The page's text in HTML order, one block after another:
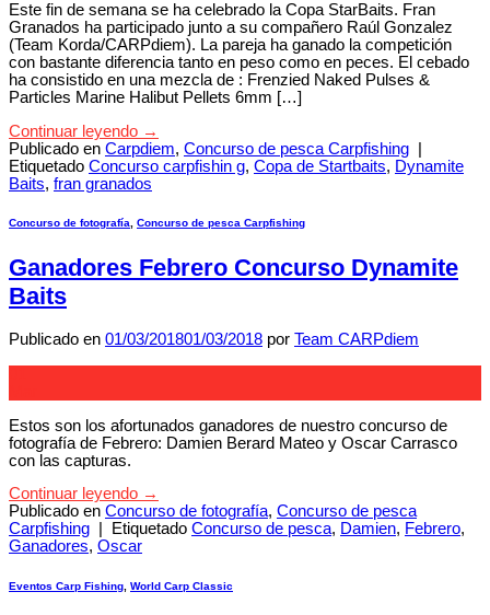
Este fin de semana se ha celebrado la Copa StarBaits. Fran
Granados ha participado junto a su compañero Raúl Gonzalez
(Team Korda/CARPdiem). La pareja ha ganado la competición
con bastante diferencia tanto en peso como en peces. El cebado
ha consistido en una mezcla de : Frenzied Naked Pulses &
Particles Marine Halibut Pellets 6mm […]
Continuar leyendo →
Publicado en Carpdiem, Concurso de pesca Carpfishing
Etiquetado Concurso carpfishin g, Copa de Startbaits, Dynamite
Baits, fran granados
Concurso de fotografía, Concurso de pesca Carpfishing
Ganadores Febrero Concurso Dynamite
Baits
Publicado en 01/03/201801/03/2018 por Team CARPdiem
Estos son los afortunados ganadores de nuestro concurso de
fotografía de Febrero: Damien Berard Mateo y Oscar Carrasco
con las capturas.
Continuar leyendo →
Publicado en Concurso de fotografía, Concurso de pesca
Carpfishing
Etiquetado Concurso de pesca, Damien, Febrero,
Ganadores, Oscar
Eventos Carp Fishing World Carp Classic